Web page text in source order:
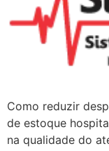
Como reduzir
de estoque
na qualidade do